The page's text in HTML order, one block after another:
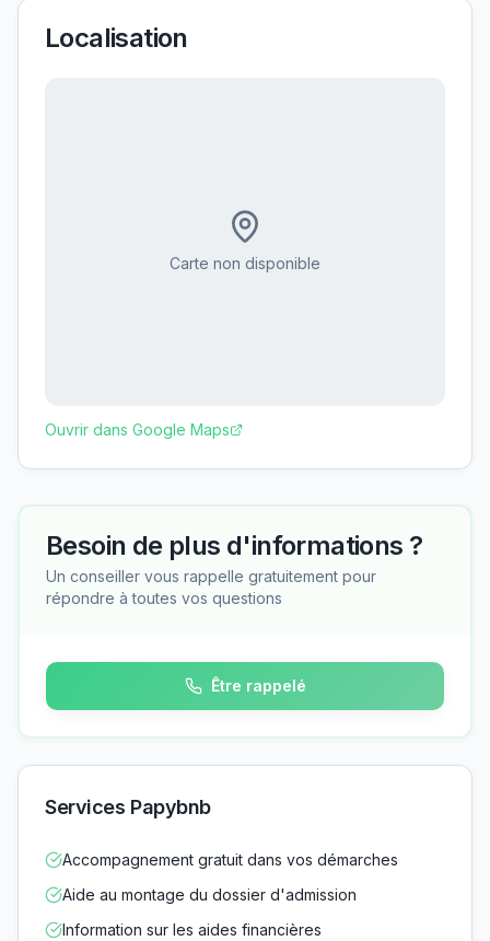
Localisation
Carte non disponible
Ouvrir dans Google Maps
Besoin de plus d'informations ?
Un conseiller vous rappelle gratuitement pour
répondre à toutes vos questions
Être rappelé
Services Papybnb
Accompagnement gratuit dans vos démarches
Aide au montage du dossier d'admission
Information sur les aides financières